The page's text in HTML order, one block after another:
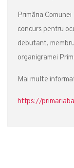
Primăria
concurs pentru
debutant,
organigramei
Mai multe
https://